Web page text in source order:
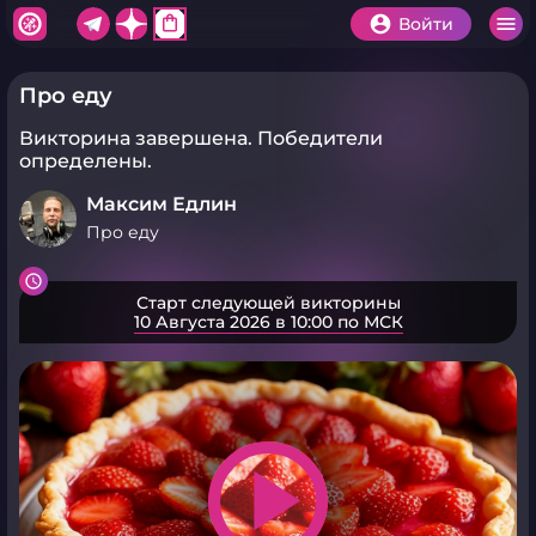
shopping_bag Войти
Про еду
Викторина завершена. Победители
определены.
Максим Едлин
Про еду
Старт следующей викторины
10 Августа 2026 в 10:00 по МСК
play_arrow